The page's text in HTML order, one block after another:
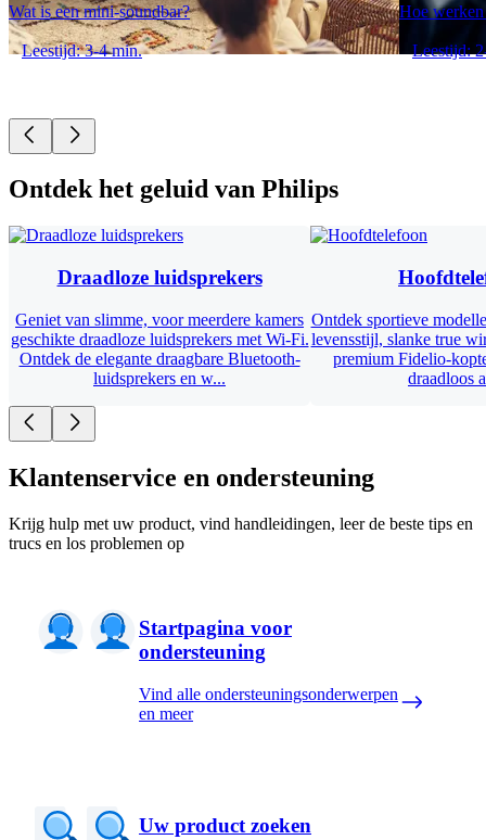
Wat is een mini-soundbar?
Leestijd: 3-4 min.
Hoe
Leestijd:
Ontdek het geluid van Philips
Draadloze luidsprekers
Geniet van slimme, voor meerdere kamers
geschikte draadloze luidsprekers met Wi-Fi.
Ontdek de elegante draagbare Bluetooth-
luidsprekers en w...
Ontdek sportieve
levensstijl, slanke true
premium Fidelio-
draadloos
Klantenservice en ondersteuning
Krijg hulp met uw product, vind handleidingen, leer de beste tips en
trucs en los problemen op
Startpagina voor
ondersteuning
Vind alle ondersteuningsonderwerpen
en meer
Uw product zoeken